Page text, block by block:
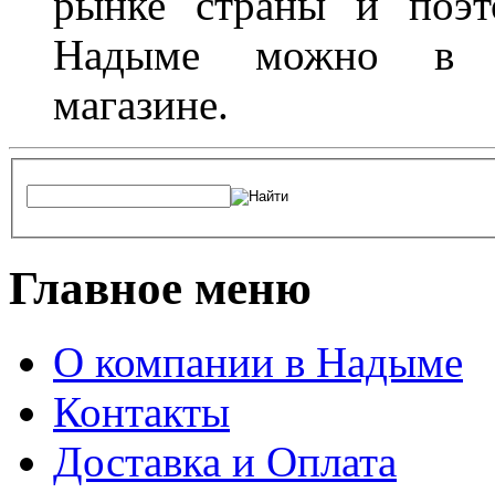
Надыме можно в
магазине.
Главное меню
О компании в Надыме
Контакты
Доставка и Оплата